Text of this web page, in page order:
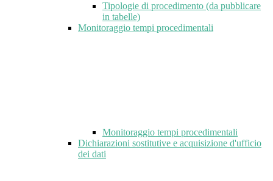
Tipologie di procedimento (da pubblicare
in tabelle)
Monitoraggio tempi procedimentali
Monitoraggio tempi procedimentali
Dichiarazioni sostitutive e acquisizione d'ufficio
dei dati